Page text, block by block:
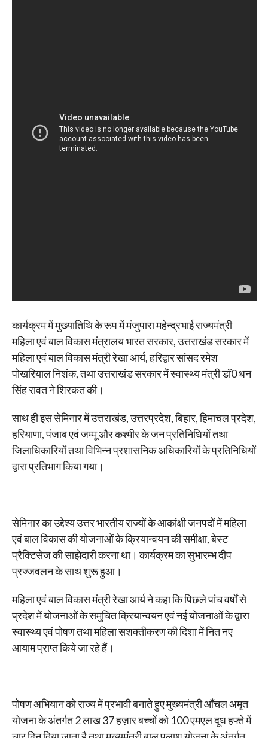
कार्यक्रम में मुख्यातिथि के रूप में मंजुपारा महेन्द्रभाई राज्यमंत्री
महिला एवं बाल विकास मंत्रालय भारत सरकार, उत्तराखंड सरकार में
महिला एवं बाल विकास मंत्री रेखा आर्य, हरिद्वार सांसद रमेश
पोखरियाल निशंक, तथा उत्तराखंड सरकार में स्वास्थ्य मंत्री डॉ0 धन
सिंह रावत ने शिरकत की।
साथ ही इस सेमिनार में उत्तराखंड, उत्तरप्रदेश, बिहार, हिमाचल प्रदेश,
हरियाणा, पंजाब एवं जम्मू और कश्मीर के जन प्रतिनिधियों तथा
जिलाधिकारियों तथा विभिन्न प्रशासनिक अधिकारियों के प्रतिनिधियों
द्वारा प्रतिभाग किया गया।
सेमिनार का उद्देश्य उत्तर भारतीय राज्यों के आकांक्षी जनपदों में महिला
एवं बाल विकास की योजनाओं के क्रियान्वयन की समीक्षा, बेस्ट
प्रैक्टिसेज की साझेदारी करना था। कार्यक्रम का सुभारम्भ दीप
प्रज्जवलन के साथ शुरू हुआ।
महिला एवं बाल विकास मंत्री रेखा आर्य ने कहा कि पिछले पांच वर्षों से
प्रदेश में योजनाओं के समुचित क्रियान्वयन एवं नई योजनाओं के द्वारा
स्वास्थ्य एवं पोषण तथा महिला सशक्तीकरण की दिशा में नित नए
आयाम प्राप्त किये जा रहे हैं।
पोषण अभियान को राज्य में प्रभावी बनाते हुए मुख्यमंत्री आँचल अमृत
योजना के अंतर्गत 2 लाख 37 हज़ार बच्चों को 100 एमएल दूध हफ्ते में